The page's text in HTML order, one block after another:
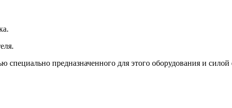
специально предназначенного для этого оборудования и